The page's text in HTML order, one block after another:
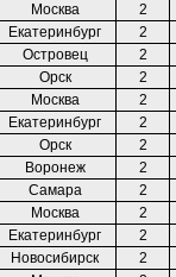
Москва
2
Екатеринбург
2
Островец
2
Орск
2
Москва
2
Екатеринбург
2
Орск
2
Воронеж
2
Самара
2
Москва
2
Екатеринбург
2
Новосибирск
2